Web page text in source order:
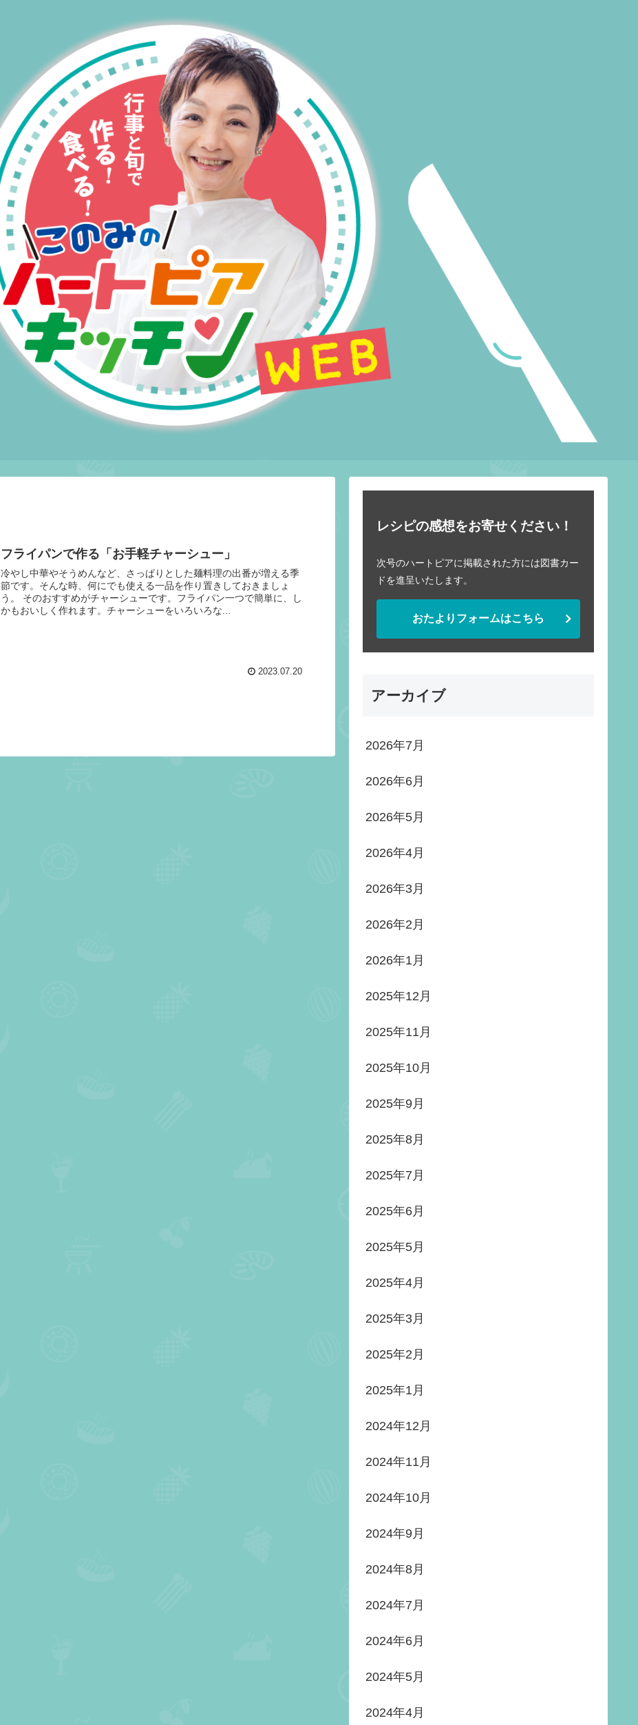
フライパンで作る「お手軽チャーシュー」
冷やし中華やそうめんなど、さっぱりとした麺料理の出番が増える季
節です。そんな時、何にでも使える一品を作り置きしておきましょ
う。 そのおすすめがチャーシューです。フライパン一つで簡単に、し
かもおいしく作れます。チャーシューをいろいろな...
2023.07.20
レシピの感想をお寄せください！
次号のハートピアに掲載された方には図書カー
ドを進呈いたします。
おたよりフォームはこちら
アーカイブ
2026年7月
2026年6月
2026年5月
2026年4月
2026年3月
2026年2月
2026年1月
2025年12月
2025年11月
2025年10月
2025年9月
2025年8月
2025年7月
2025年6月
2025年5月
2025年4月
2025年3月
2025年2月
2025年1月
2024年12月
2024年11月
2024年10月
2024年9月
2024年8月
2024年7月
2024年6月
2024年5月
2024年4月